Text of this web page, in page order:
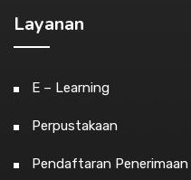
Layanan
E – Learning
Perpustakaan
Pendaftaran